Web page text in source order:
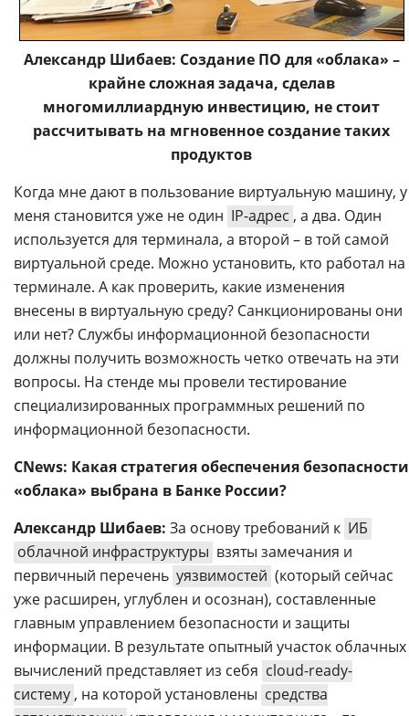
Александр Шибаев: Создание ПО для «облака» –
крайне сложная задача, сделав
многомиллиардную инвестицию, не стоит
рассчитывать на мгновенное создание таких
продуктов
Когда мне дают в пользование виртуальную машину, у
меня становится уже не один IP-адрес , а два. Один
используется для терминала, а второй – в той самой
виртуальной среде. Можно установить, кто работал на
терминале. А как проверить, какие изменения
внесены в виртуальную среду? Санкционированы они
или нет? Службы информационной безопасности
должны получить возможность четко отвечать на эти
вопросы. На стенде мы провели тестирование
специализированных программных решений по
информационной безопасности.
CNews: Какая стратегия обеспечения безопасности
«облака» выбрана в Банке России?
Александр Шибаев: За основу требований к ИБ
облачной инфраструктуры взяты замечания и
первичный перечень уязвимостей (который сейчас
уже расширен, углублен и осознан), составленные
главным управлением безопасности и защиты
информации. В результате опытный участок облачных
вычислений представляет из себя cloud-ready-
систему , на которой установлены средства